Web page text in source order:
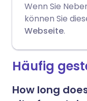
Wenn Sie
können Sie
Webseite.
Häufig
How long